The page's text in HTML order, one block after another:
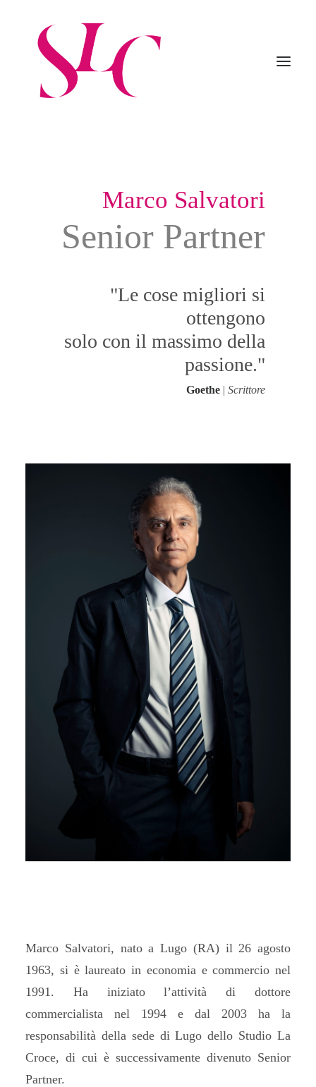
Contatti
Marco Salvatori
Senior Partner
"Le cose migliori si
ottengono
solo con il massimo della
passione."
Goethe | Scrittore
Marco Salvatori, nato a Lugo (RA) il 26 agosto
1963, si è laureato in economia e commercio nel
1991. Ha iniziato l’attività di dottore
commercialista nel 1994 e dal 2003 ha la
responsabilità della sede di Lugo dello Studio La
Croce, di cui è successivamente divenuto Senior
Partner.